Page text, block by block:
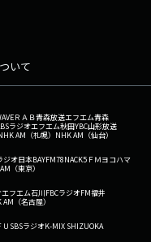
いて
ＲＡＢ青森放送エフエム青森
ラジオエフエム秋田YBC山形放送
AM（札幌） NHK AM（仙台）
ジオ日本BAYFM78NACK5 ＦＭヨコハマ
（東京）
エフエム石川FBCラジオFM福井
AM（名古屋）
Ｕ SBSラジオK-MIX SHIZUOKA